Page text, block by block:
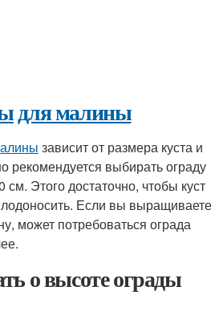
для малины
зависит от размера куста и
рекомендуется выбирать ограду
см. Этого достаточно, чтобы куст
Если вы выращиваете
может потребоваться ограда
о высоте ограды